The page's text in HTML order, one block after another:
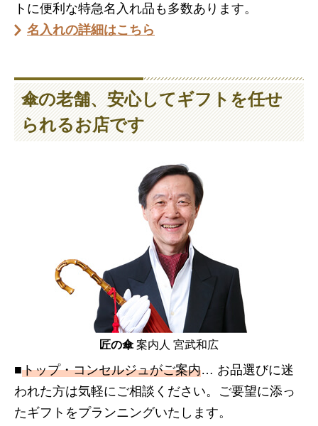
トに便利な特急名入れ品も多数あります。
名入れの詳細はこちら
傘の老舗、安心してギフトを任せ
られるお店です
匠の傘案内人 宮武和広
■トップ・コンセルジュがご案内… お品選びに迷
われた方は気軽にご相談ください。ご要望に添っ
たギフトをプランニングいたします。